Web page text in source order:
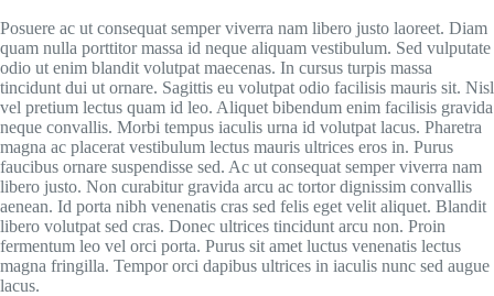
Posuere ac ut consequat semper viverra nam libero justo laoreet. Diam
quam nulla porttitor massa id neque aliquam vestibulum. Sed vulputate
odio ut enim blandit volutpat maecenas. In cursus turpis massa
tincidunt dui ut ornare. Sagittis eu volutpat odio facilisis mauris sit. Nisl
vel pretium lectus quam id leo. Aliquet bibendum enim facilisis gravida
neque convallis. Morbi tempus iaculis urna id volutpat lacus. Pharetra
magna ac placerat vestibulum lectus mauris ultrices eros in. Purus
faucibus ornare suspendisse sed. Ac ut consequat semper viverra nam
libero justo. Non curabitur gravida arcu ac tortor dignissim convallis
aenean. Id porta nibh venenatis cras sed felis eget velit aliquet. Blandit
libero volutpat sed cras. Donec ultrices tincidunt arcu non. Proin
fermentum leo vel orci porta. Purus sit amet luctus venenatis lectus
magna fringilla. Tempor orci dapibus ultrices in iaculis nunc sed augue
lacus.